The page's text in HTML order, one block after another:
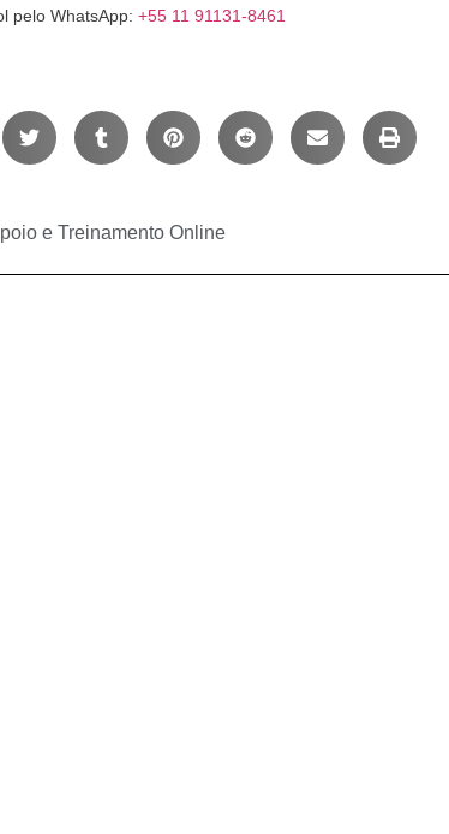
pelo WhatsApp: +55 11 91131-8461
e Treinamento Online